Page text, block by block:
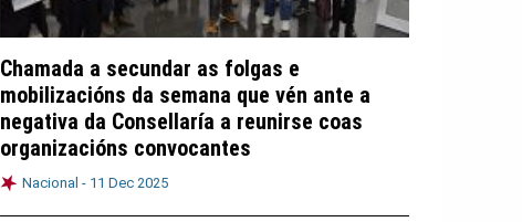
Chamada a secundar as folgas e
mobilizacións da semana que vén ante a
negativa da Consellaría a reunirse coas
organizacións convocantes
Nacional - 11 Dec 2025